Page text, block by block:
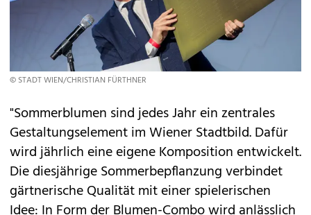
© STADT WIEN/CHRISTIAN FÜRTHNER
"Sommerblumen sind jedes Jahr ein zentrales
Gestaltungselement im Wiener Stadtbild. Dafür
wird jährlich eine eigene Komposition entwickelt.
Die diesjährige Sommerbepflanzung verbindet
gärtnerische Qualität mit einer spielerischen